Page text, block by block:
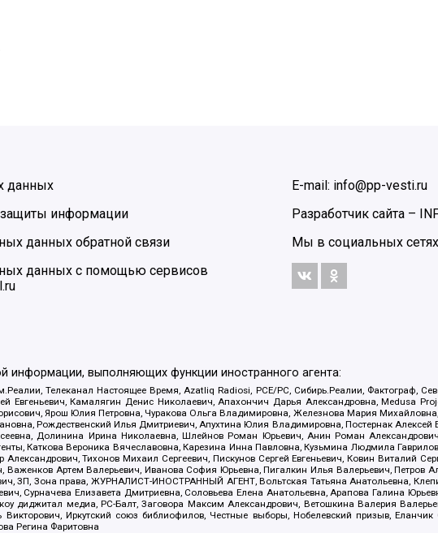
данных
защиты информации
данных обратной связи
данных с помощью сервисов
E-mail: info@pp-vesti.ru
Разработчик сайта –
Мы в социальных
информации, выполняющих функции иностранного агента:
Телеканал Настоящее Время, Azatliq Radiosi, PCE/PC, Сибирь.Реалии, Фактограф,
Евгеньевич, Камалягин Денис Николаевич, Апахончич Дарья Александровна, Medusa
Ярош Юлия Петровна, Чуракова Ольга Владимировна, Железнова Мария
Рождественский Илья Дмитриевич, Апухтина Юлия Владимировна, Постернак Алексей
Долинина Ирина Николаевна, Шлейнов Роман Юрьевич, Анин Роман
Каткова Вероника Вячеславовна, Карезина Инна Павловна, Кузьмина Людмила
Тихонов Михаил Сергеевич, Пискунов Сергей Евгеньевич, Ковин Виталий
Важенков Артем Валерьевич, Иванова София Юрьевна, Пигалкин Илья Валерьевич, Петров
ЗП, Зона права, ЖУРНАЛИСТ-ИНОСТРАННЫЙ АГЕНТ, Вольтская Татьяна Анатольевна,
Сурначева Елизавета Дмитриевна, Соловьева Елена Анатольевна, Арапова Галина
диджитал медиа, РС-Балт, Заговора Максим Александрович, Ветошкина Валерия
Иркутский союз библиофилов, Честные выборы, Нобелевский призыв,
Регина Фаритовна